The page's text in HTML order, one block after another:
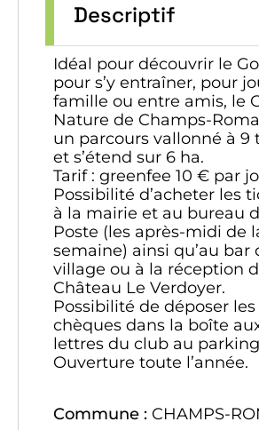
Descriptif
Idéal pour découvrir le
pour s’y entraîner, pour
famille ou entre amis, le
Nature de Champs-
un parcours vallonné à 9
et s’étend sur 6 ha.
Tarif : greenfee 10 € par
Possibilité d’acheter les
à la mairie et au bureau
Poste (les après-midi de
semaine) ainsi qu’au bar
village ou à la réception
Château Le Verdoyer.
Possibilité de déposer les
chèques dans la boîte
lettres du club au
Ouverture toute l’année.
Commune : CHAMPS-